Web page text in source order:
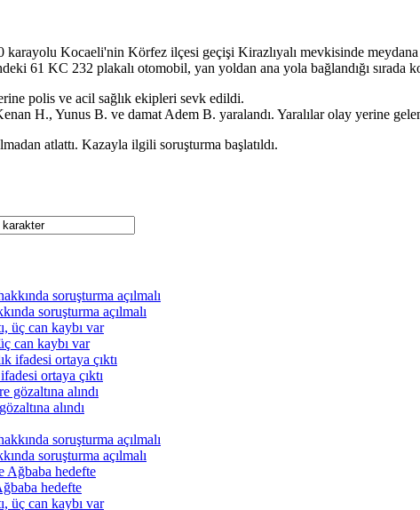
karayolu Kocaeli'nin Körfez ilçesi geçişi Kirazlıyalı mevkisinde
61 KC 232 plakalı otomobil, yan yoldan ana yola bağlandığı sırada
polis ve acil sağlık ekipleri sevk edildi.
H., Yunus B. ve damat Adem B. yaralandı. Yaralılar olay yerine
atlattı. Kazayla ilgili soruşturma başlatıldı.
soruşturma açılmalı
can kaybı var
ortaya çıktı
alındı
soruşturma açılmalı
hedefte